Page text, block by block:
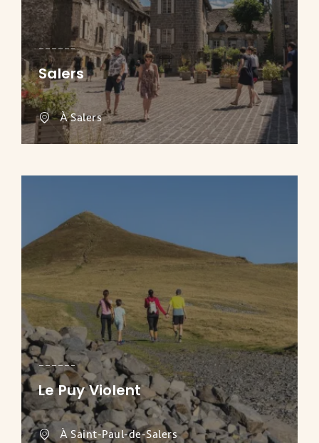
Salers
À Salers
Le Puy Violent
À Saint-Paul-de-Salers